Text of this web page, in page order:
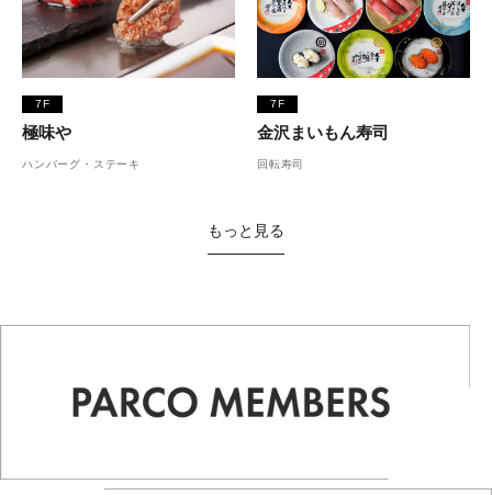
7F
極味や
ハンバーグ・ステーキ
7F
金沢まいもん寿司
回転寿司
もっと見る